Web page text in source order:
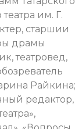
им. Г.
старшии
драмы
театровед,
Райкина;
редактор,